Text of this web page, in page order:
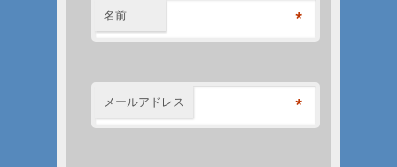
名前 *
メールアドレス *